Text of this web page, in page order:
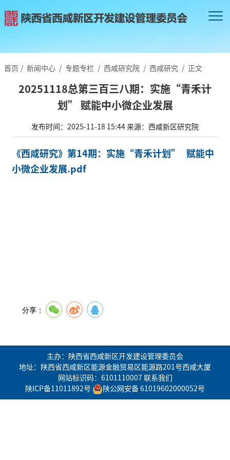
首页 / 新闻中心 / 专题专栏 / 西咸研究院 / 西咸研究 / 正文
20251118总第三百三八期：实施“青禾计
划” 赋能中小微企业发展
发布时间：2025-11-18 15:44来源：西咸新区研究院
《西咸研究》第14期：实施“青禾计划” 赋能中
小微企业发展.pdf
分享：
主办：陕西省西咸新区开发建设管理委员会
地址：陕西省西咸新区能源金融贸易区能源路201号西咸大厦
网站标识码：6101110007 联系我们
陕ICP备11011892号
陕公网安备 61019602000052号